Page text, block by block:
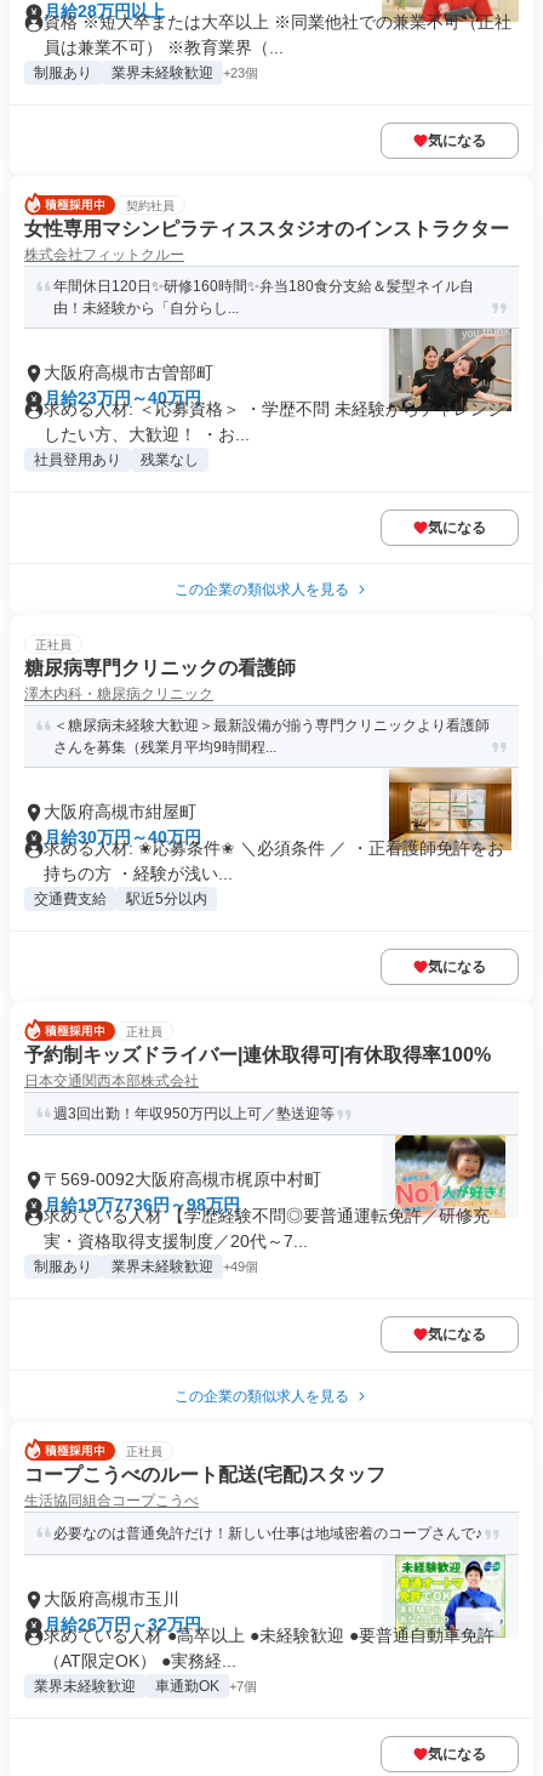
月給28万円以上
資格 ※短大卒または大卒以上 ※同業他社での兼業不可（正社
員は兼業不可） ※教育業界（...
制服あり 業界未経験歓迎 +23個
気になる
契約社員
女性専用マシンピラティススタジオのインストラクター
株式会社フィットクルー
年間休日120日✨研修160時間✨弁当180食分支給＆髪型ネイル自
由！未経験から「自分らし...
大阪府高槻市古曽部町
月給23万円～40万円
求める人材: ＜応募資格＞ ・学歴不問 未経験からチャレンジ
したい方、大歓迎！ ・お...
社員登用あり 残業なし
気になる
この企業の類似求人を見る
正社員
糖尿病専門クリニックの看護師
澤木内科・糖尿病クリニック
＜糖尿病未経験大歓迎＞最新設備が揃う専門クリニックより看護師
さんを募集（残業月平均9時間程...
大阪府高槻市紺屋町
月給30万円～40万円
求める人材: ✬応募条件✬ ＼必須条件 ／ ・正看護師免許をお
持ちの方 ・経験が浅い...
交通費支給 駅近5分以内
気になる
正社員
予約制キッズドライバー|連休取得可|有休取得率100%
日本交通関西本部株式会社
週3回出勤！年収950万円以上可／塾送迎等
〒569-0092大阪府高槻市梶原中村町
月給19万7736円～98万円
求めている人材 【学歴経験不問◎要普通運転免許／研修充
実・資格取得支援制度／20代～7...
制服あり 業界未経験歓迎 +49個
気になる
この企業の類似求人を見る
正社員
コープこうべのルート配送(宅配)スタッフ
生活協同組合コープこうべ
必要なのは普通免許だけ！新しい仕事は地域密着のコープさんで♪
大阪府高槻市玉川
月給26万円～32万円
求めている人材 ●高卒以上 ●未経験歓迎 ●要普通自動車免許
（AT限定OK） ●実務経...
業界未経験歓迎 車通勤OK +7個
気になる